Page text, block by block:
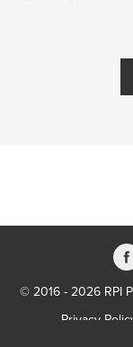
© 2016 - 2026 RPI
Privacy